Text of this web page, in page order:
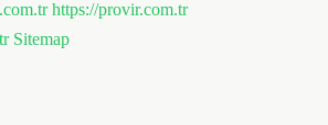
https://provir.com.tr
Sitemap